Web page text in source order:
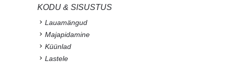
KODU & SISUSTUS
Lauamängud
Majapidamine
Küünlad
Lastele